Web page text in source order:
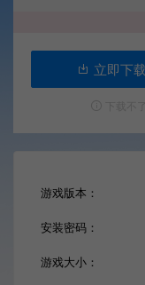
立即下载
游戏版本：
安装密码：
游戏大小：